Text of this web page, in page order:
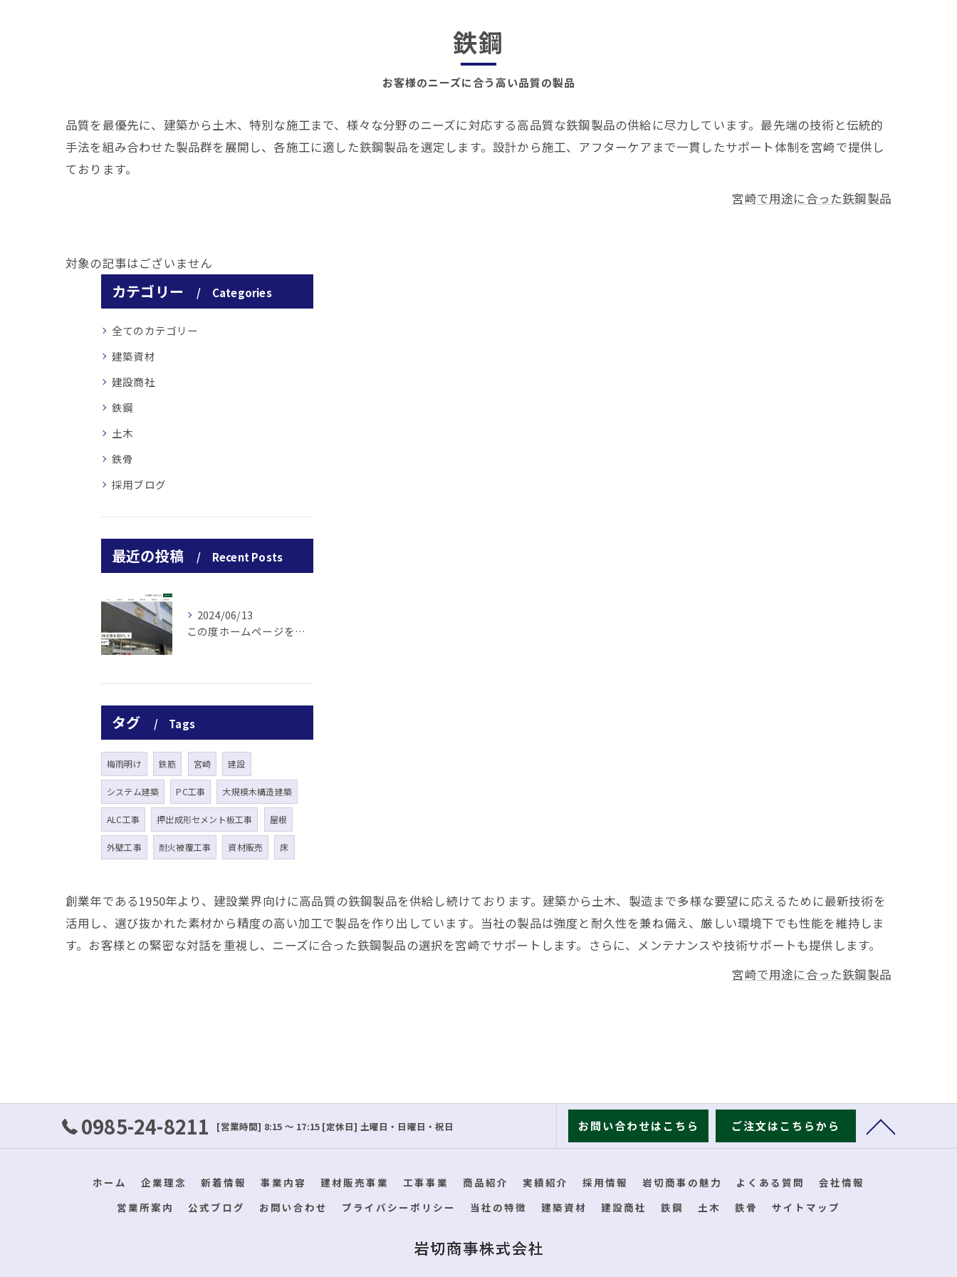
鉄鋼
お客様のニーズに合う高い品質の製品
品質を最優先に、建築から土木、特別な施工まで、様々な分野のニーズに対応する高品質な鉄鋼製品の供給に尽力しています。最先端の技術と伝統的
手法を組み合わせた製品群を展開し、各施工に適した鉄鋼製品を選定します。設計から施工、アフターケアまで一貫したサポート体制を宮崎で提供し
ております。
宮崎で用途に合った鉄鋼製品
対象の記事はございません
カテゴリー Categories
全てのカテゴリー
建築資材
建設商社
鉄鋼
土木
鉄骨
採用ブログ
最近の投稿 Recent Posts
2024/06/13
この度ホームページをリニューアル致しました。
タグ Tags
梅雨明け 鉄筋 宮崎 建設
システム建築 PC工事 大規模木構造建築
ALC工事 押出成形セメント板工事 屋根
外壁工事 耐火被覆工事 資材販売 床
創業年である1950年より、建設業界向けに高品質の鉄鋼製品を供給し続けております。建築から土木、製造まで多様な要望に応えるために最新技術を
活用し、選び抜かれた素材から精度の高い加工で製品を作り出しています。当社の製品は強度と耐久性を兼ね備え、厳しい環境下でも性能を維持しま
す。お客様との緊密な対話を重視し、ニーズに合った鉄鋼製品の選択を宮崎でサポートします。さらに、メンテナンスや技術サポートも提供します。
宮崎で用途に合った鉄鋼製品
0985-24-8211 [営業時間] 8:15 ～ 17:15 [定休日] 土曜日・日曜日・祝日 お問い合わせはこちら ご注文はこちらから
ホーム 企業理念 新着情報 事業内容 建材販売事業 工事事業 商品紹介 実績紹介 採用情報 岩切商事の魅力 よくある質問
会社情報
営業所案内
公式ブログ お問い合わせ プライバシーポリシー 当社の特徴 建築資材 建設商社 鉄鋼 土木 鉄骨 サイトマップ